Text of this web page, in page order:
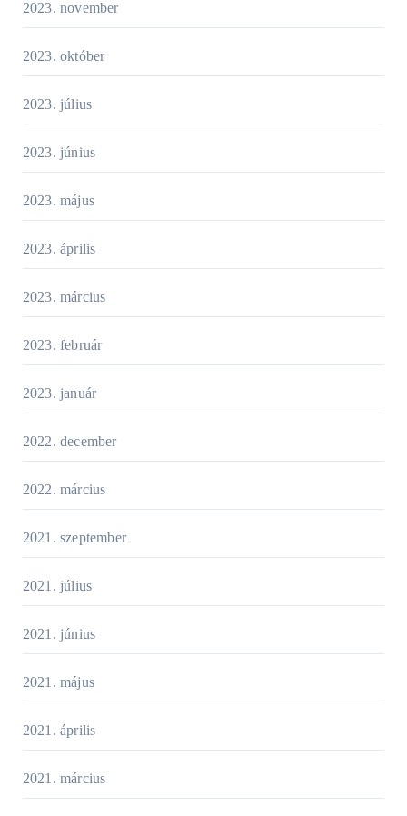
2023. november
2023. október
2023. július
2023. június
2023. május
2023. április
2023. március
2023. február
2023. január
2022. december
2022. március
2021. szeptember
2021. július
2021. június
2021. május
2021. április
2021. március